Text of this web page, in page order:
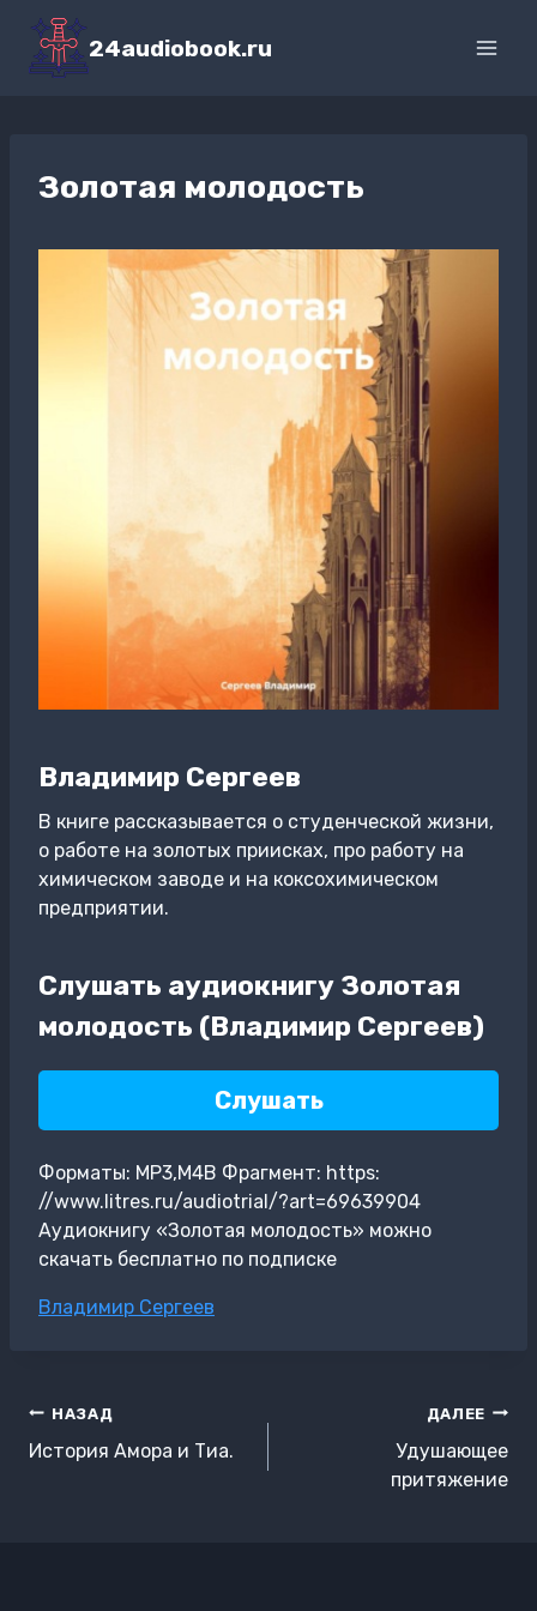
Перейти
содержимому
24audiobook.ru
Золотая молодость
Владимир Сергеев
В книге рассказывается о студенческой жизни,
о работе на золотых приисках, про работу на
химическом заводе и на коксохимическом
предприятии.
Слушать аудиокнигу Золотая
молодость (Владимир Сергеев)
Слушать
Форматы: MP3,M4B Фрагмент: https:
//www.litres.ru/audiotrial/?art=69639904
Аудиокнигу «Золотая молодость» можно
скачать бесплатно по подписке
Метки
Владимир Сергеев
Навигация
по
НАЗАД
История Амора и Тиа.
ДАЛЕЕ
Удушающее
притяжение